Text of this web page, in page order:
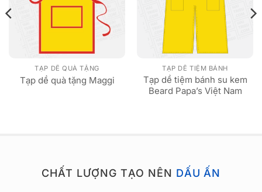
TẠP DỀ QUÀ TẶNG
Tạp dề quà tặng Maggi
TẠP DỀ TIỆM BÁNH
Tạp dề tiệm bánh su kem
Beard Papa’s Việt Nam
CHẤT LƯỢNG TẠO NÊN DẤU ẤN